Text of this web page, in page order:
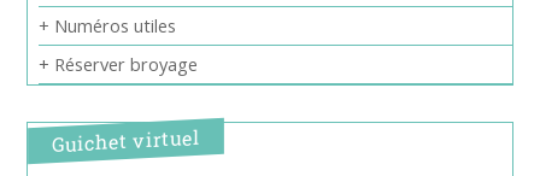
+ Numéros utiles
+ Réserver broyage
Guichet virtuel